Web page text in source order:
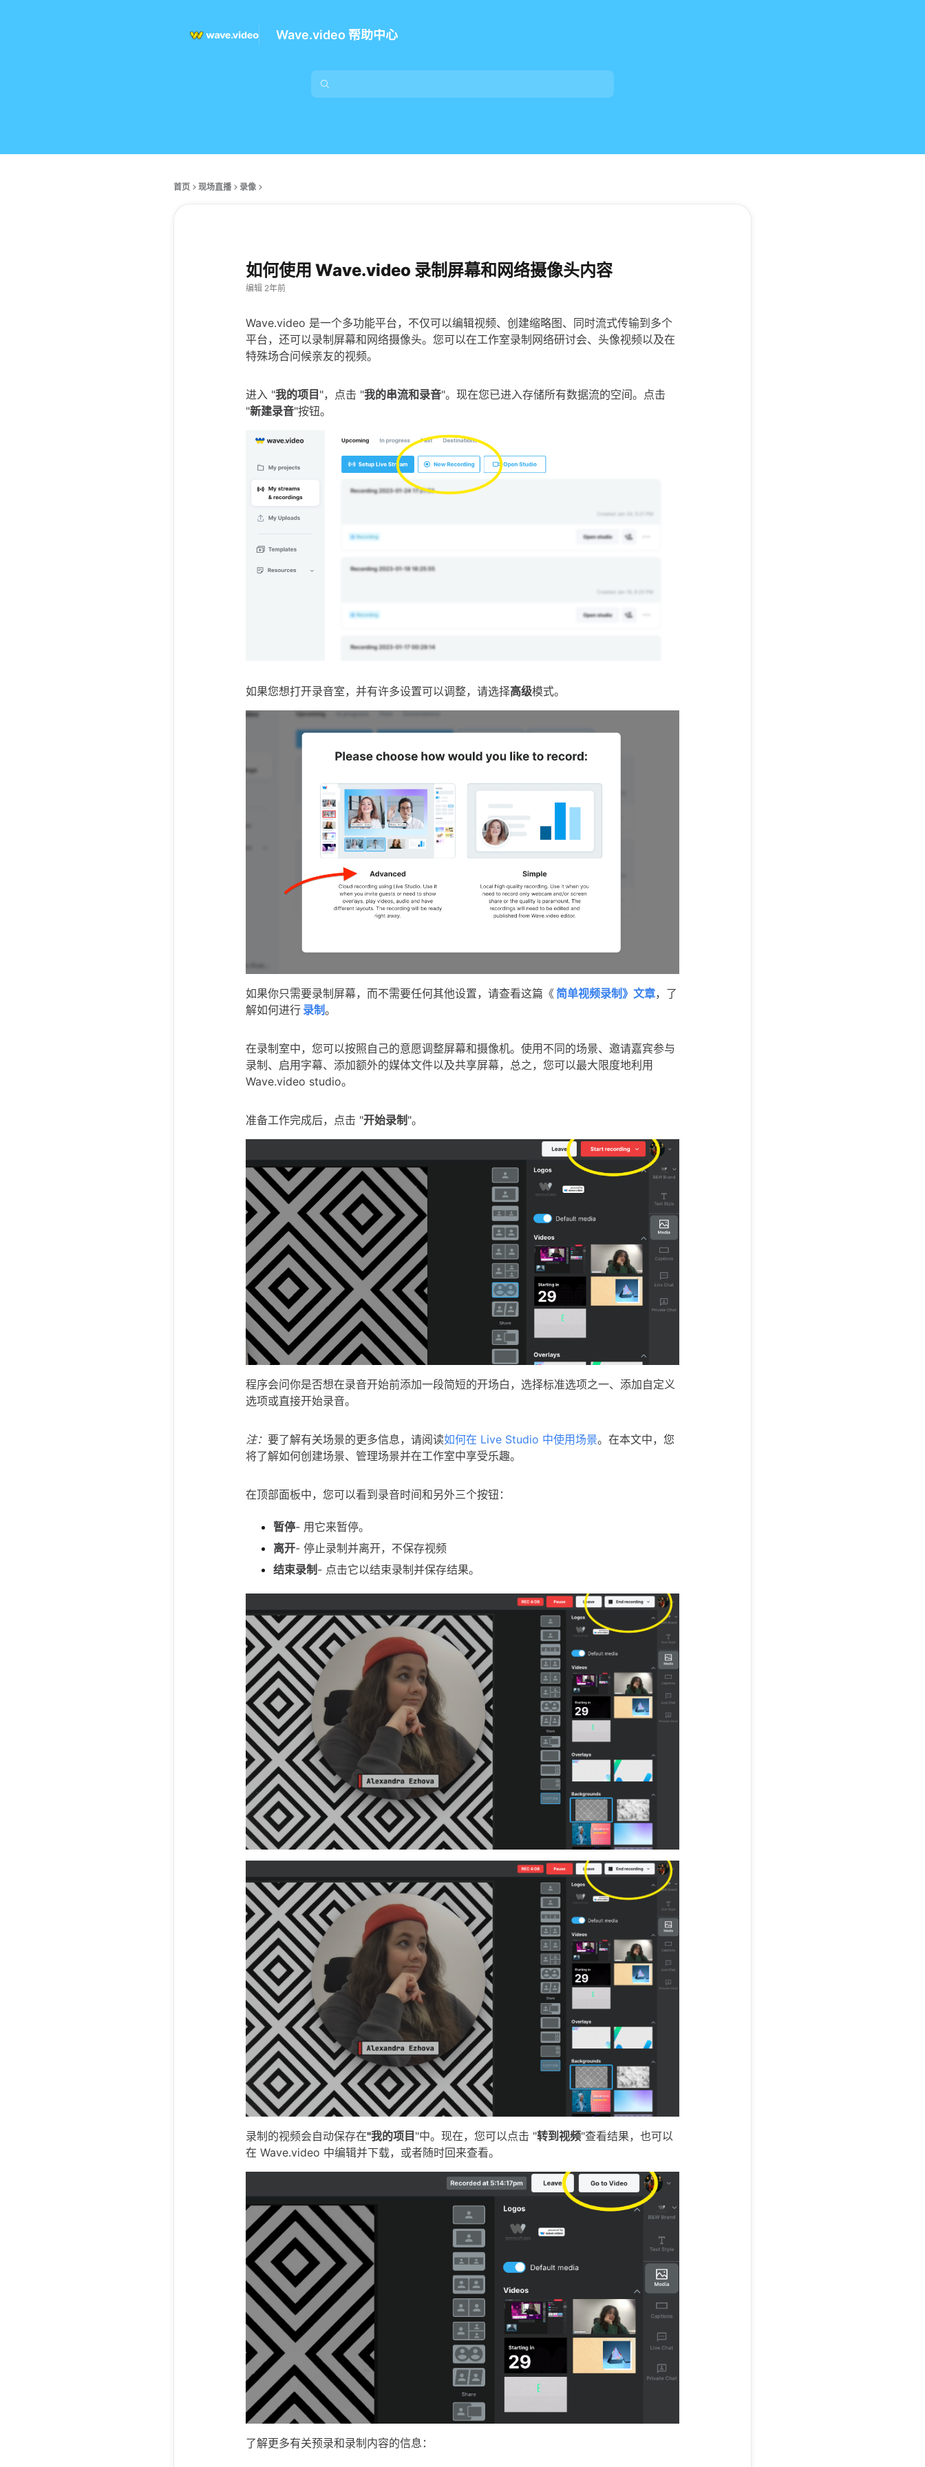
Wave.video 帮助中心
首页 现场直播 录像
如何使用 Wave.video 录制屏幕和网络摄像头内容
编辑 2年前
Wave.video 是一个多功能平台，不仅可以编辑视频、创建缩略图、同时流式传输到多个
平台，还可以录制屏幕和网络摄像头。您可以在工作室录制网络研讨会、头像视频以及在
特殊场合问候亲友的视频。
进入 "我的项目 "，点击 "我的串流和录音"。现在您已进入存储所有数据流的空间。点击
"新建录音"按钮。
如果您想打开录音室，并有许多设置可以调整，请选择高级模式。
如果你只需要录制屏幕，而不需要任何其他设置，请查看这篇《简单视频录制》文章，了
解如何进行 录制。
在录制室中，您可以按照自己的意愿调整屏幕和摄像机。使用不同的场景、邀请嘉宾参与
录制、启用字幕、添加额外的媒体文件以及共享屏幕，总之，您可以最大限度地利用
Wave.video studio。
准备工作完成后，点击 "开始录制 "。
程序会问你是否想在录音开始前添加一段简短的开场白，选择标准选项之一、添加自定义
选项或直接开始录音。
注： 要了解有关场景的更多信息，请阅读如何在 Live Studio 中使用场景。在本文中，您
将了解如何创建场景、管理场景并在工作室中享受乐趣。
在顶部面板中，您可以看到录音时间和另外三个按钮：
暂停- 用它来暂停。
离开- 停止录制并离开，不保存视频
结束录制 - 点击它以结束录制并保存结果。
录制的视频会自动保存在"我的项目"中。现在，您可以点击 "转到视频"查看结果，也可以
在 Wave.video 中编辑并下载，或者随时回来查看。
了解更多有关预录和录制内容的信息：